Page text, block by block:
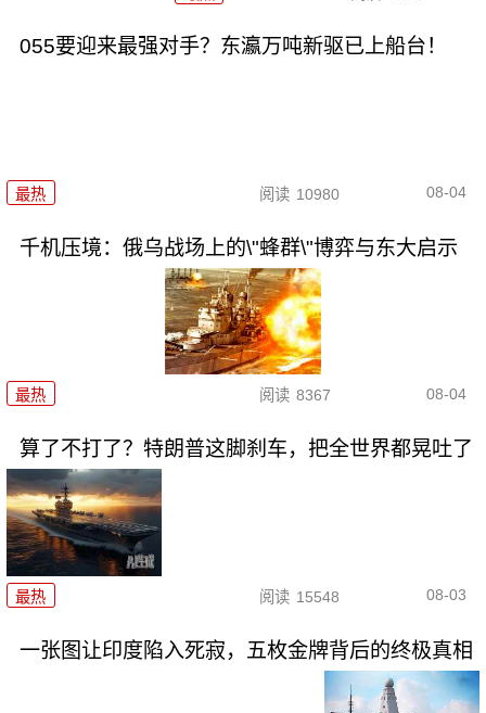
055要迎来最强对手？东瀛万吨新驱已上船台！
最热 阅读 10980 08-04
千机压境：俄乌战场上的\"蜂群\"博弈与东大启示
最热 阅读 8367 08-04
算了不打了？特朗普这脚刹车，把全世界都晃吐了
最热 阅读 15548 08-03
一张图让印度陷入死寂，五枚金牌背后的终极真相